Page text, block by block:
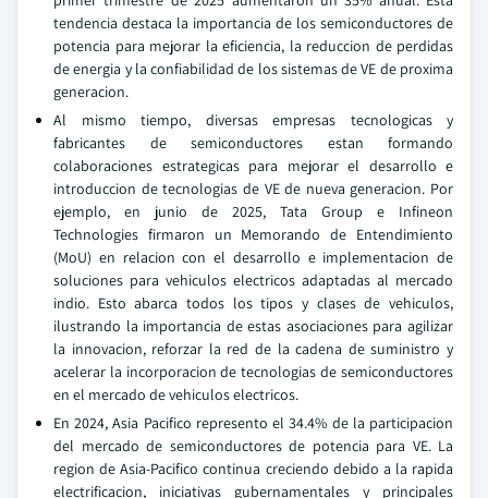
tendencia destaca la importancia de los semiconductores de
potencia para mejorar la eficiencia, la reduccion de perdidas
de energia y la confiabilidad de los sistemas de VE de proxima
generacion.
Al mismo tiempo, diversas empresas tecnologicas y
fabricantes de semiconductores estan formando
colaboraciones estrategicas para mejorar el desarrollo e
introduccion de tecnologias de VE de nueva generacion. Por
ejemplo, en junio de 2025, Tata Group e Infineon
Technologies firmaron un Memorando de Entendimiento
(MoU) en relacion con el desarrollo e implementacion de
soluciones para vehiculos electricos adaptadas al mercado
indio. Esto abarca todos los tipos y clases de vehiculos,
ilustrando la importancia de estas asociaciones para agilizar
la innovacion, reforzar la red de la cadena de suministro y
acelerar la incorporacion de tecnologias de semiconductores
en el mercado de vehiculos electricos.
En 2024, Asia Pacifico represento el 34.4% de la participacion
del mercado de semiconductores de potencia para VE. La
region de Asia-Pacifico continua creciendo debido a la rapida
electrificacion, iniciativas gubernamentales y principales